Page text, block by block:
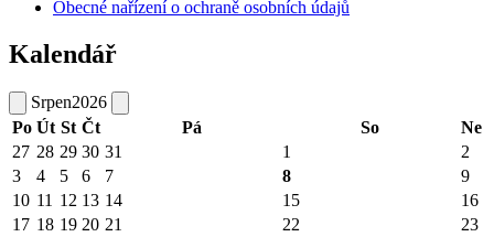
Obecné nařízení o ochraně osobních údajů
Kalendář
Srpen2026
Po Út St Čt Pá So
Ne
27 28 29 30 31 1
2
3
4 5 6 7 8
9
10 11 12 13 14 15
16
17 18 19 20 21 22 23